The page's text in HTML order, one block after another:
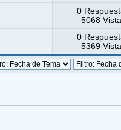
0
5068
0
5369